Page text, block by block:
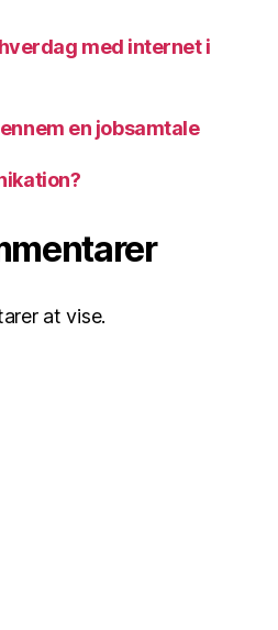
med internet i
en jobsamtale
at vise.